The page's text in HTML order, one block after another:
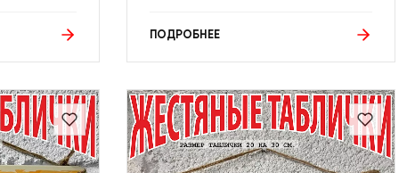
ПОДРОБНЕЕ